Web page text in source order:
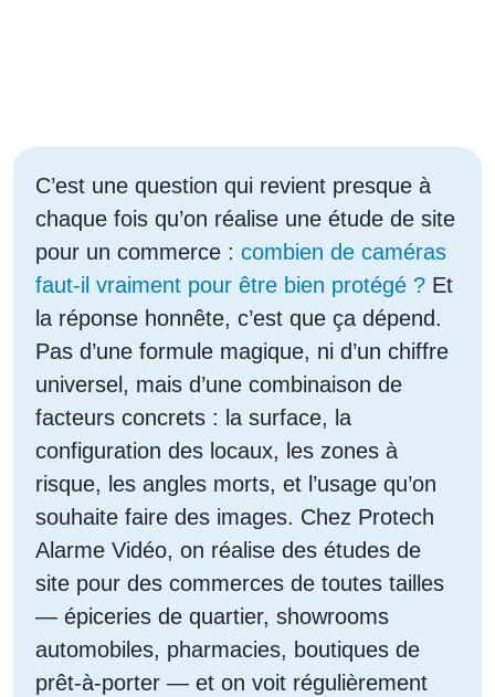
C’est une question qui revient presque à
chaque fois qu’on réalise une étude de site
pour un commerce : combien de caméras
faut-il vraiment pour être bien protégé ? Et
la réponse honnête, c’est que ça dépend.
Pas d’une formule magique, ni d’un chiffre
universel, mais d’une combinaison de
facteurs concrets : la surface, la
configuration des locaux, les zones à
risque, les angles morts, et l’usage qu’on
souhaite faire des images. Chez Protech
Alarme Vidéo, on réalise des études de
site pour des commerces de toutes tailles
— épiceries de quartier, showrooms
automobiles, pharmacies, boutiques de
prêt-à-porter — et on voit régulièrement